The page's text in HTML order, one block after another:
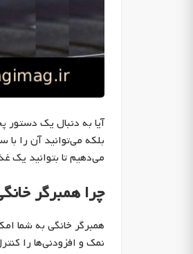
آیا به دنبال یک دستور
بلکه می‌توانید آن را
می‌دهیم تا بتوانید یک
چرا همبرگر
همبرگر خانگی به شما
نمک و افزودنی‌ها را